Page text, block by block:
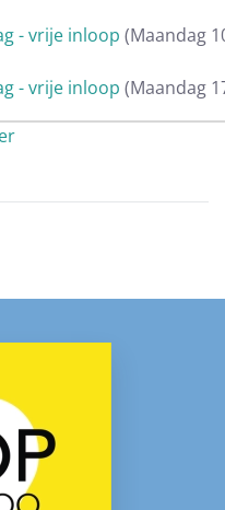
- vrije inloop (Maandag
- vrije inloop (Maandag
- vrije inloop
- vrije inloop(Maandag
- vrije inloop
- vrije inloop
- vrije inloop